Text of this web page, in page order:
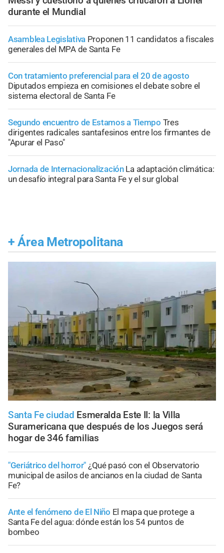
durante el Mundial
Asamblea Legislativa Proponen 11 candidatos a fiscales
generales del MPA de Santa Fe
Con tratamiento preferencial para el 20 de agosto
Diputados empieza en comisiones el debate sobre el
sistema electoral de Santa Fe
Segundo encuentro de Estamos a Tiempo Tres
dirigentes radicales santafesinos entre los firmantes de
"Apurar el Paso"
Jornada de Internacionalización La adaptación climática:
un desafío integral para Santa Fe y el sur global
+ Área Metropolitana
Santa Fe ciudad Esmeralda Este II: la Villa
Suramericana que después de los Juegos será
hogar de 346 familias
"Geriátrico del horror" ¿Qué pasó con el Observatorio
municipal de asilos de ancianos en la ciudad de Santa
Fe?
Ante el fenómeno de El Niño El mapa que protege a
Santa Fe del agua: dónde están los 54 puntos de
bombeo